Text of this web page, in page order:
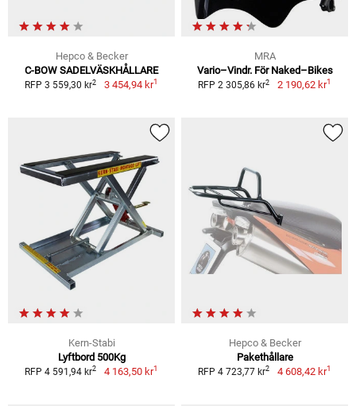
Hepco & Becker
C-BOW SADELVÄSKHÅLLARE
RFP 3 559,30 kr2 3 454,94 kr1
MRA
Vario–Vindr. För Naked–Bikes
RFP 2 305,86 kr2 2 190,62 kr1
Kern-Stabi
Lyftbord 500Kg
RFP 4 591,94 kr2 4 163,50 kr1
Hepco & Becker
Pakethållare
RFP 4 723,77 kr2 4 608,42 kr1